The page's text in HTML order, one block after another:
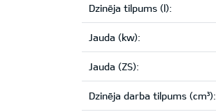
Dzinēja tilpums (l):
Jauda (kw):
Jauda (ZS):
Dzinēja darba tilpums (cm³):